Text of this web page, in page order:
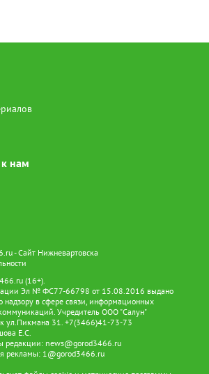
нам
- Сайт Нижневартовска
(16+).
Эл № ФС77-66798 от 15.08.2016 выдано
надзору в сфере связи, информационных
Учредитель ООО "Салун"
ул.Пикмана 31. +7(3466)41-73-73
Е.С.
редакции: news@gorod3466.ru
рекламы: 1@gorod3466.ru